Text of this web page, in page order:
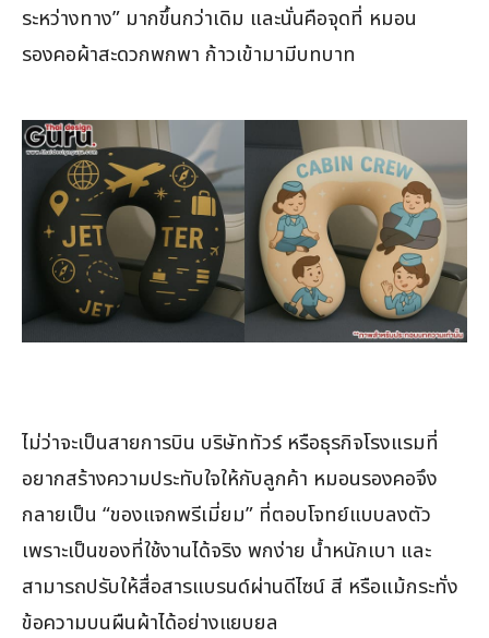
ระหว่างทาง” มากขึ้นกว่าเดิม และนั่นคือจุดที่ หมอน
รองคอผ้าสะดวกพกพา ก้าวเข้ามามีบทบาท
ไม่ว่าจะเป็นสายการบิน บริษัททัวร์ หรือธุรกิจโรงแรมที่
อยากสร้างความประทับใจให้กับลูกค้า หมอนรองคอจึง
กลายเป็น “ของแจกพรีเมี่ยม” ที่ตอบโจทย์แบบลงตัว
เพราะเป็นของที่ใช้งานได้จริง พกง่าย น้ำหนักเบา และ
สามารถปรับให้สื่อสารแบรนด์ผ่านดีไซน์ สี หรือแม้กระทั่ง
ข้อความบนผืนผ้าได้อย่างแยบยล